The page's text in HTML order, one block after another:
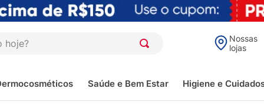
Nossas
lojas
Saúde e Bem Estar Higiene e